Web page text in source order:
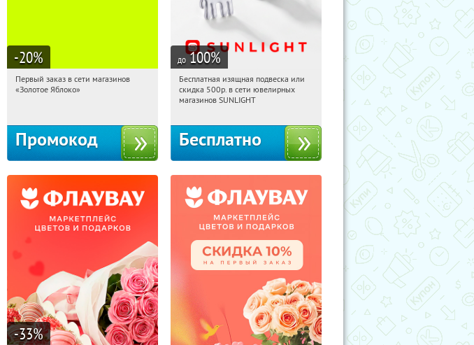
-20%
12:40:11
Получи первым!
Первый заказ в сети магазинов
«Золотое Яблоко»
Промокод
до 100%
12:40:11 Получили:
Россия
Бесплатная изящная подвеска или
скидка 500р. в сети ювелирных
магазинов SUNLIGHT
Бесплатно
-33%